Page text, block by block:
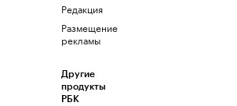
Редакция
Размещение
рекламы
Другие
продукты
РБК